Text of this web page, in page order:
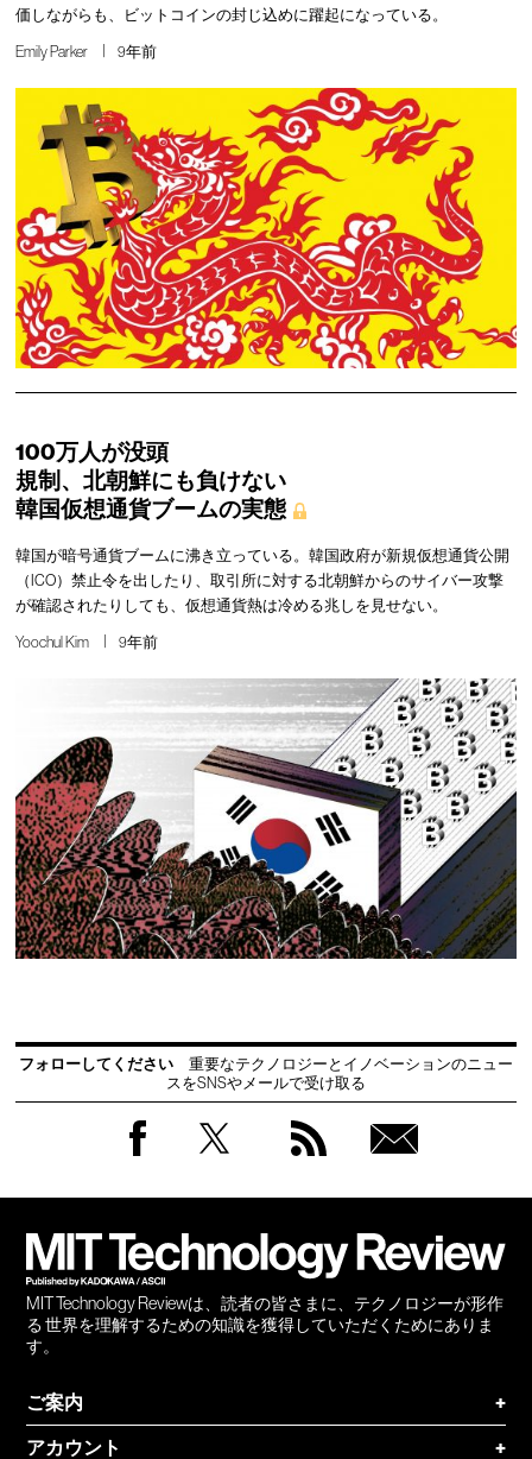
価しながらも、ビットコインの封じ込めに躍起になっている。
Emily Parker 9年前
100万人が没頭
規制、北朝鮮にも負けない
韓国仮想通貨ブームの実態
韓国が暗号通貨ブームに沸き立っている。韓国政府が新規仮想通貨公開
（ICO）禁止令を出したり、取引所に対する北朝鮮からのサイバー攻撃
が確認されたりしても、仮想通貨熱は冷める兆しを見せない。
Yoochul Kim 9年前
フォローしてください
重要なテクノロジーとイノベーションのニュー
スをSNSやメールで受け取る
MIT Technology Reviewは、読者の皆さまに、テクノロジーが形作
る 世界を理解するための知識を獲得していただくためにありま
す。
ご案内
+
アカウント
+